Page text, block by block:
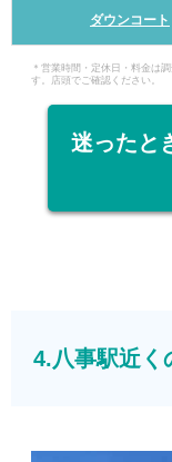
ダウンコート
＊営業時間・定休日・料金は
す。店頭でご確認ください。
迷ったと
4.八事駅近く